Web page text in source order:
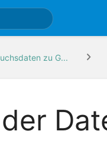
zu G...